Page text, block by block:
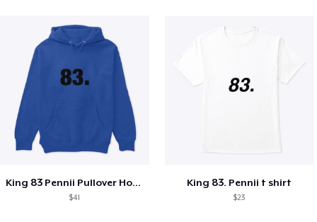
King 83 Pennii Pullover Hoodie
$41
King 83. Pennii t shirt
$23